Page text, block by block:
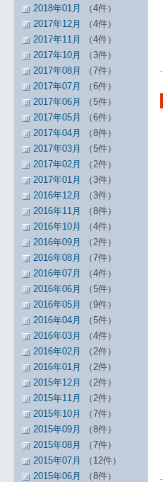
2018年01月
（4件）
2017年12月
（4件）
2017年11月
（4件）
2017年10月
（3件）
2017年08月
（7件）
2017年07月
（6件）
2017年06月
（5件）
2017年05月
（6件）
2017年04月
（8件）
2017年03月
（5件）
2017年02月
（2件）
2017年01月
（3件）
2016年12月
（3件）
2016年11月
（8件）
2016年10月
（4件）
2016年09月
（2件）
2016年08月
（7件）
2016年07月
（4件）
2016年06月
（5件）
2016年05月
（9件）
2016年04月
（5件）
2016年03月
（4件）
2016年02月
（2件）
2016年01月
（2件）
2015年12月
（2件）
2015年11月
（2件）
2015年10月
（7件）
2015年09月
（8件）
2015年08月
（7件）
2015年07月
（12件）
2015年06月
（8件）